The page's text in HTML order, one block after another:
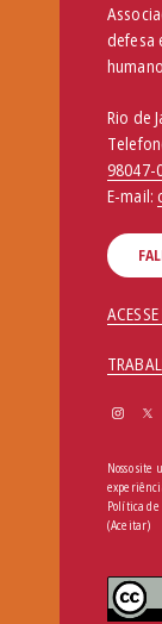
defesa
Rio de
98047-
E-mail:
Nosso
Política de
(Aceitar)